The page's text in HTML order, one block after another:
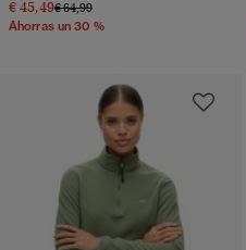
€ 45,49Precio rebajado de
€ 64,99a
Ahorras un 30 %